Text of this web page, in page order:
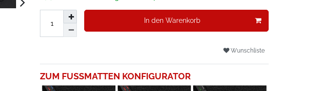
In den Warenkorb
Wunschliste
ZUM FUSSMATTEN KONFIGURATOR